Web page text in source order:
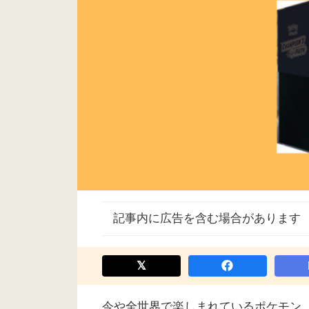
記事内に広告を含む場合があります
今や全世界で楽しまれているポケモン